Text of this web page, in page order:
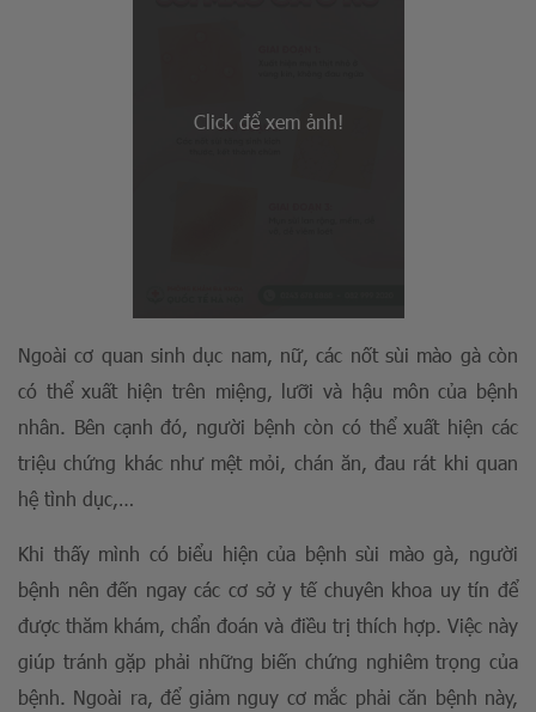
Ngoài cơ quan sinh dục nam, nữ, các nốt sùi mào gà còn
có thể xuất hiện trên miệng, lưỡi và hậu môn của bệnh
nhân. Bên cạnh đó, người bệnh còn có thể xuất hiện các
triệu chứng khác như mệt mỏi, chán ăn, đau rát khi quan
hệ tình dục,…
Khi thấy mình có biểu hiện của bệnh sùi mào gà, người
bệnh nên đến ngay các cơ sở y tế chuyên khoa uy tín để
được thăm khám, chẩn đoán và điều trị thích hợp. Việc này
giúp tránh gặp phải những biến chứng nghiêm trọng của
bệnh. Ngoài ra, để giảm nguy cơ mắc phải căn bệnh này,